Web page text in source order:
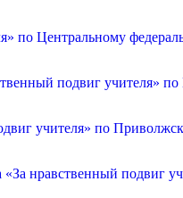
по Центральному
подвиг учителя»
учителя» по
нравственный подвиг